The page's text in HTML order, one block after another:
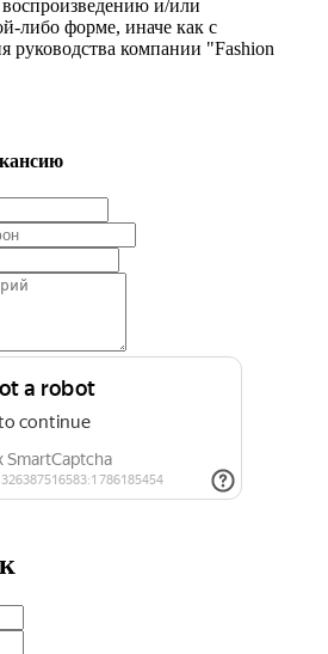
и/или
либо форме, иначе как с
руководства компании "Fashion